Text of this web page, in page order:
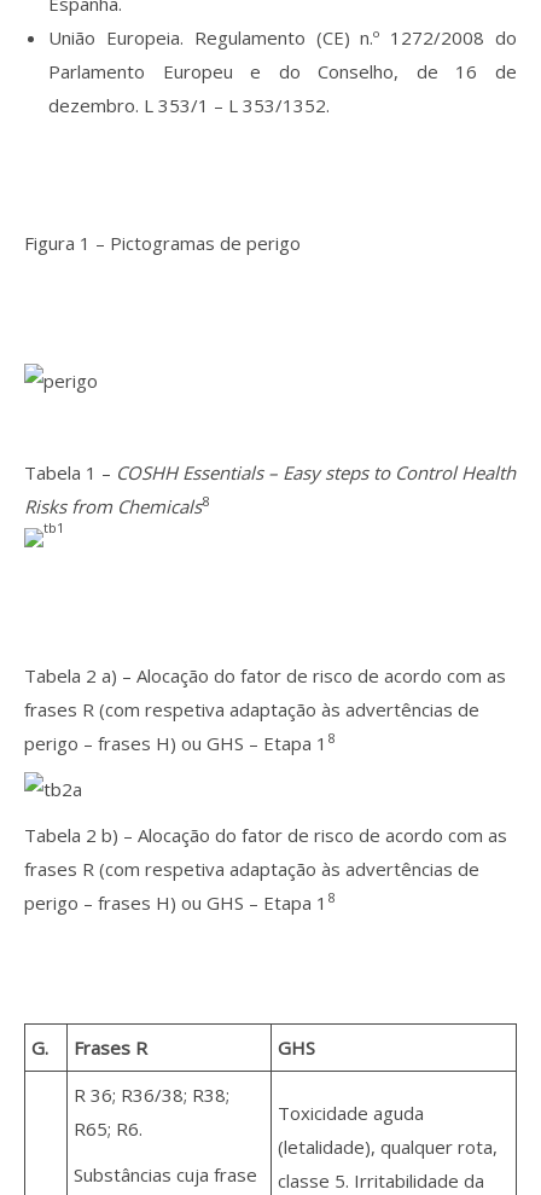
União Europeia. Regulamento (CE) n.º 1272/2008 do
Parlamento Europeu e do Conselho, de 16 de
dezembro. L 353/1 – L 353/1352.
Figura 1 – Pictogramas de perigo
Tabela 1 – COSHH Essentials – Easy steps to Control Health
Risks from Chemicals8
Tabela 2 a) – Alocação do fator de risco de acordo com as
frases R (com respetiva adaptação às advertências de
perigo – frases H) ou GHS – Etapa 1 8
Tabela 2 b) – Alocação do fator de risco de acordo com as
frases R (com respetiva adaptação às advertências de
perigo – frases H) ou GHS – Etapa 1 8
G. Frases R GHS
R 36; R36/38; R38;
R65; R6.
Substâncias cuja frase
Toxicidade aguda
(letalidade), qualquer rota,
classe 5. Irritabilidade da